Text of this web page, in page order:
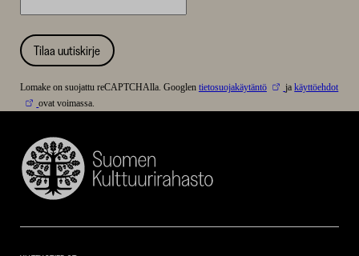
Tilaa uutiskirje
Lomake on suojattu reCAPTCHAlla. Googlen tietosuojakäytäntö jakäyttöehdot
ovat voimassa.
Suomen
Kulttuurirahasto